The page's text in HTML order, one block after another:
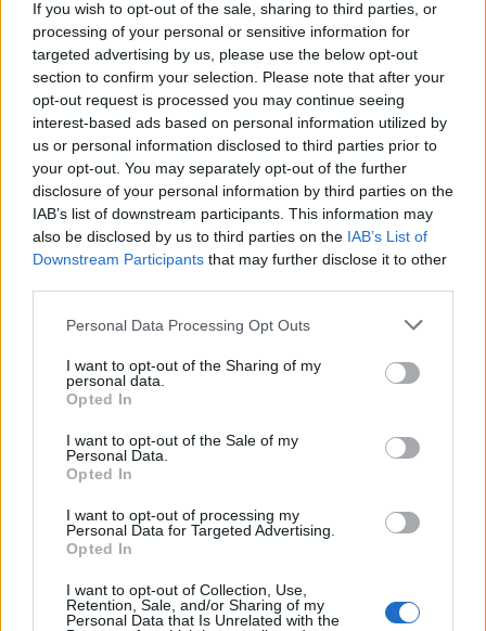
If you wish to opt-out of the sale, sharing to third parties, or
processing of your personal or sensitive information for
targeted advertising by us, please use the below opt-out
section to confirm your selection. Please note that after your
opt-out request is processed you may continue seeing
interest-based ads based on personal information utilized by
us or personal information disclosed to third parties prior to
your opt-out. You may separately opt-out of the further
disclosure of your personal information by third parties on the
IAB’s list of downstream participants. This information may
also be disclosed by us to third parties on the IAB’s List of
Downstream Participants that may further disclose it to other
Personal Data Processing Opt Outs
I want to opt-out of the Sharing of my
personal data.
Opted In
I want to opt-out of the Sale of my
Personal Data.
Opted In
I want to opt-out of processing my
Personal Data for Targeted Advertising.
Opted In
I want to opt-out of Collection, Use,
Retention, Sale, and/or Sharing of my
Personal Data that Is Unrelated with the
Δείτε επίσης